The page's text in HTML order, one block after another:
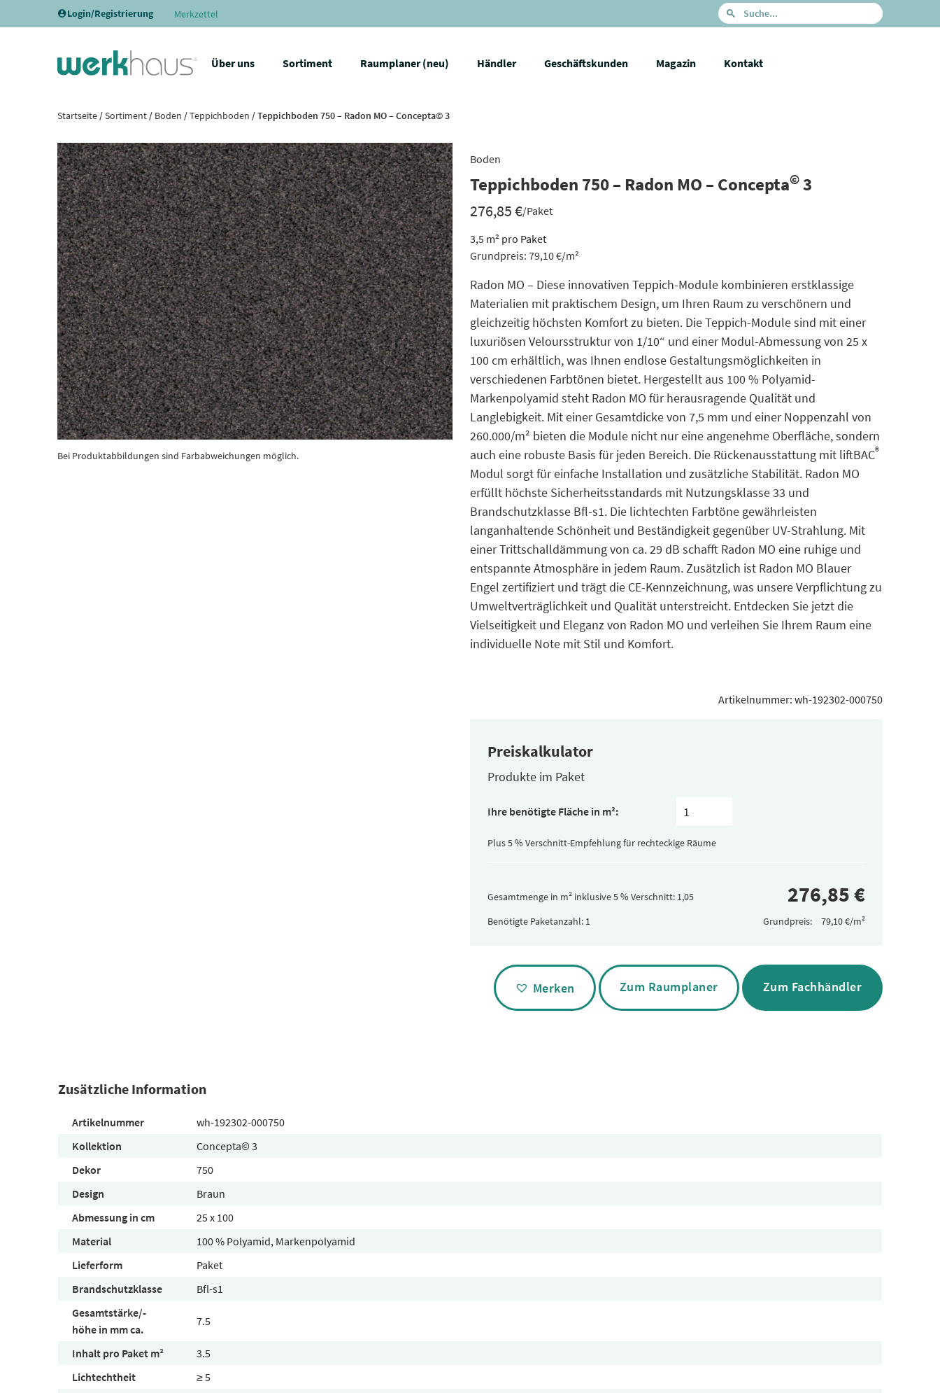
Login/Registrierung Merkzettel
Über uns Sortiment Raumplaner (neu) Händler Geschäftskunden Magazin Kontakt
Startseite/Sortiment/ Boden /Teppichboden / Teppichboden 750 – Radon MO – Concepta© 3
Bei Produktabbildungen sind Farbabweichungen möglich.
Boden
Teppichboden 750 – Radon MO – Concepta© 3
276,85€/Paket
3,5 m² pro Paket
Grundpreis: 79,10€/m²
Radon MO – Diese innovativen Teppich-Module kombinieren erstklassige
Materialien mit praktischem Design, um Ihren Raum zu verschönern und
gleichzeitig höchsten Komfort zu bieten. Die Teppich-Module sind mit einer
luxuriösen Veloursstruktur von 1/10“ und einer Modul-Abmessung von 25 x
100 cm erhältlich, was Ihnen endlose Gestaltungsmöglichkeiten in
verschiedenen Farbtönen bietet. Hergestellt aus 100 % Polyamid-
Markenpolyamid steht Radon MO für herausragende Qualität und
Langlebigkeit. Mit einer Gesamtdicke von 7,5 mm und einer Noppenzahl von
260.000/m² bieten die Module nicht nur eine angenehme Oberfläche, sondern
auch eine robuste Basis für jeden Bereich. Die Rückenausstattung mit liftBAC®
Modul sorgt für einfache Installation und zusätzliche Stabilität. Radon MO
erfüllt höchste Sicherheitsstandards mit Nutzungsklasse 33 und
Brandschutzklasse Bfl-s1. Die lichtechten Farbtöne gewährleisten
langanhaltende Schönheit und Beständigkeit gegenüber UV-Strahlung. Mit
einer Trittschalldämmung von ca. 29 dB schafft Radon MO eine ruhige und
entspannte Atmosphäre in jedem Raum. Zusätzlich ist Radon MO Blauer
Engel zertifiziert und trägt die CE-Kennzeichnung, was unsere Verpflichtung zu
Umweltverträglichkeit und Qualität unterstreicht. Entdecken Sie jetzt die
Vielseitigkeit und Eleganz von Radon MO und verleihen Sie Ihrem Raum eine
individuelle Note mit Stil und Komfort.
Artikelnummer: wh-192302-000750
Preiskalkulator
Produkte im Paket
pro
(versteckt)
Ihre benötigte Fläche in m²:
Plus 5 % Verschnitt-Empfehlung für rechteckige Räume
Gesamtmenge in m² inklusive 5 % Verschnitt:
Benötigte Paketanzahl:
Grundpreis:
Alternative:
Merken Zum Raumplaner Zum Fachhändler
Zusätzliche Information
Artikelnummer
wh-192302-000750
Kollektion
Concepta© 3
Dekor
750
Design
Braun
Abmessung in cm
25 x 100
Material
100 % Polyamid, Markenpolyamid
Lieferform
Paket
Brandschutzklasse
Bfl-s1
Gesamtstärke/-
höhe in mm ca.
7.5
Inhalt pro Paket m²
3.5
Lichtechtheit
≥ 5